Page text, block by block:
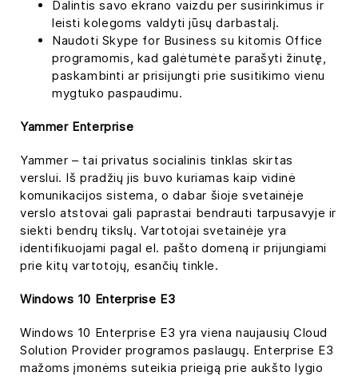
Dalintis savo ekrano vaizdu per susirinkimus ir
leisti kolegoms valdyti jūsų darbastalį.
Naudoti Skype for Business su kitomis Office
programomis, kad galėtumėte parašyti žinutę,
paskambinti ar prisijungti prie susitikimo vienu
mygtuko paspaudimu.
Yammer Enterprise
Yammer – tai privatus socialinis tinklas skirtas
verslui. Iš pradžių jis buvo kuriamas kaip vidinė
komunikacijos sistema, o dabar šioje svetainėje
verslo atstovai gali paprastai bendrauti tarpusavyje ir
siekti bendrų tikslų. Vartotojai svetainėje yra
identifikuojami pagal el. pašto domeną ir prijungiami
prie kitų vartotojų, esančių tinkle.
Windows 10 Enterprise E3
Windows 10 Enterprise E3 yra viena naujausių Cloud
Solution Provider programos paslaugų. Enterprise E3
mažoms įmonėms suteikia prieigą prie aukšto lygio